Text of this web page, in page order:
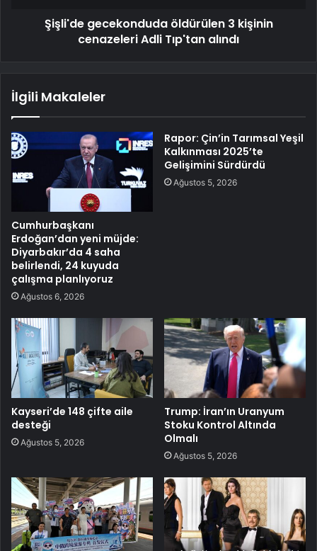
Şişli'de gecekonduda öldürülen 3 kişinin
cenazeleri Adli Tıp'tan alındı
İlgili Makaleler
Cumhurbaşkanı
Erdoğan’dan yeni müjde:
Diyarbakır’da 4 saha
belirlendi, 24 kuyuda
çalışma planlıyoruz
Ağustos 6, 2026
Rapor: Çin’in Tarımsal Yeşil
Kalkınması 2025’te
Gelişimini Sürdürdü
Ağustos 5, 2026
Kayseri’de 148 çifte aile
desteği
Ağustos 5, 2026
Trump: İran’ın Uranyum
Stoku Kontrol Altında
Olmalı
Ağustos 5, 2026